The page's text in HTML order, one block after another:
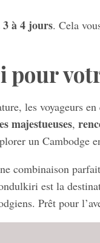
3 à 4 jours. Cela
les voyageurs
majestueuses,
un Cambodge
combinaison
est la
Prêt pour